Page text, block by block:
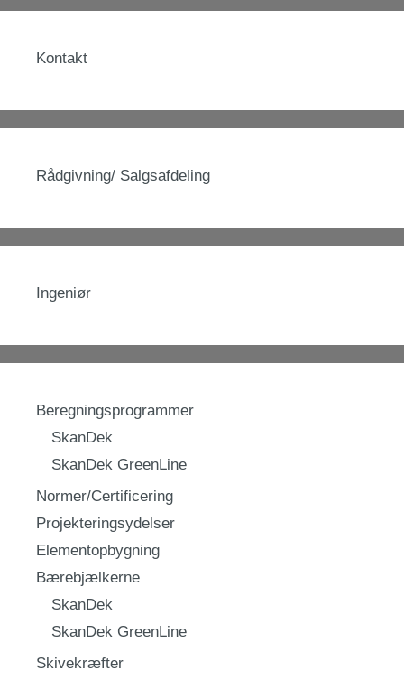
Kontakt
Rådgivning/ Salgsafdeling
Ingeniør
Beregningsprogrammer
SkanDek
SkanDek GreenLine
Normer/Certificering
Projekteringsydelser
Elementopbygning
Bærebjælkerne
SkanDek
SkanDek GreenLine
Skivekræfter